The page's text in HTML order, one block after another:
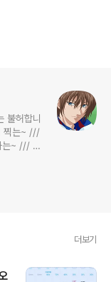
불허합니
찍는~ ///
는~ /// 고
老巨
더보기